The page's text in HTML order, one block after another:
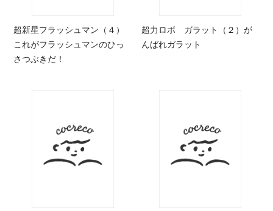
超新星フラッシュマン（４）
これがフラッシュマンのひっ
さつぶきだ！
超力ロボ ガラット（２）が
んばれガラット